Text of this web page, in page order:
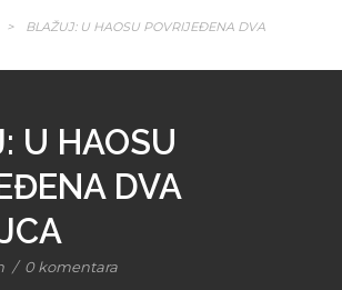
>
BLAŽUJ: U HAOSU POVRIJEĐENA DVA
U HAOSU
DVA
/ 0 komentara